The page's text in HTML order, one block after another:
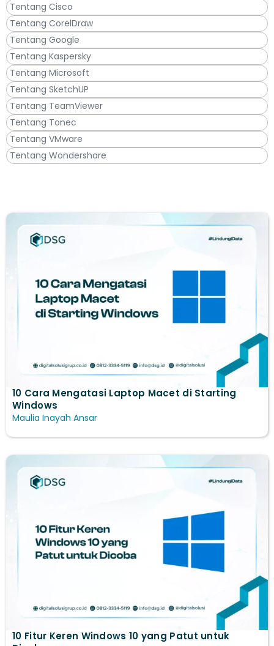
Tentang Cisco
Tentang CorelDraw
Tentang Google
Tentang Kaspersky
Tentang Microsoft
Tentang SketchUP
Tentang TeamViewer
Tentang Tonec
Tentang VMware
Tentang Wondershare
10 Cara Mengatasi Laptop Macet di Starting
Windows
Maulia Inayah Ansar
10 Fitur Keren Windows 10​ yang Patut untuk